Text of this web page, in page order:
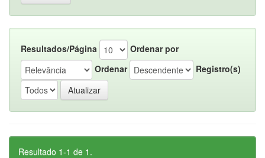
Resultados/Página
Ordenar por
Ordenar
Registro(s)
Resultado 1-1 de 1.